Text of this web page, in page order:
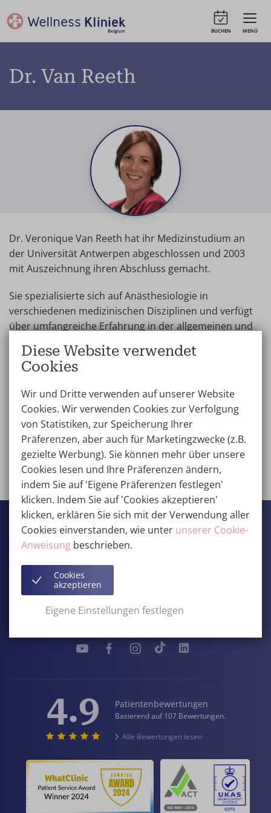
MENÜ
BUCHEN
Dr. Van Reeth
Dr. Veronique Van Reeth hat ihr Medizinstudium an
der Universität Antwerpen abgeschlossen und 2003
mit Auszeichnung ihren Abschluss gemacht.
Sie spezialisierte sich auf Anästhesiologie in
verschiedenen medizinischen Disziplinen und verfügt
über umfangreiche Erfahrung in der allgemeinen und
Im Laufe ihrer Karriere arbeitete sie eng mit
ästhetische und rekonstruktive Chirurgie.
Kontakt
Das gesamte Team anzeigen
Wellness Kliniek
Grotestraat 42
3600 Genk
+32 (0) 89 32 95 00
Kontakt & Wegbeschreibung
4.9 Patientenbewertungen
Basierend auf 107 Bewertungen.
Alle Bewertungen lesen
Diese Website verwendet
Cookies
Wir und Dritte verwenden auf unserer Website
Cookies. Wir verwenden Cookies zur Verfolgung
von Statistiken, zur Speicherung Ihrer
Präferenzen, aber auch für Marketingzwecke (z.B.
gezielte Werbung). Sie können mehr über unsere
Cookies lesen und Ihre Präferenzen ändern,
indem Sie auf 'Eigene Präferenzen festlegen'
klicken. Indem Sie auf 'Cookies akzeptieren'
klicken, erklären Sie sich mit der Verwendung aller
Cookies einverstanden, wie unter unserer Cookie-
Anweisungbeschrieben.
Cookies
akzeptieren
Eigene Einstellungen festlegen